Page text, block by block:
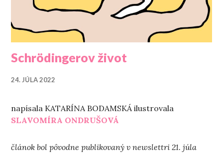
Schrödingerov život
24. JÚLA 2022
napísala KATARÍNA BODAMSKÁ ilustrovala
SLAVOMÍRA ONDRUŠOVÁ
článok bol pôvodne publikovaný v newslettri 21. júla